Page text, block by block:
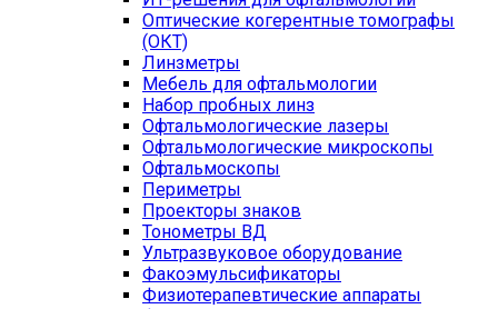
Оптические когерентные томографы
(ОКТ)
Линзметры
Мебель для офтальмологии
Набор пробных линз
Офтальмологические лазеры
Офтальмологические микроскопы
Офтальмоскопы
Периметры
Проекторы знаков
Тонометры ВД
Ультразвуковое оборудование
Факоэмульсификаторы
Физиотерапевтические аппараты